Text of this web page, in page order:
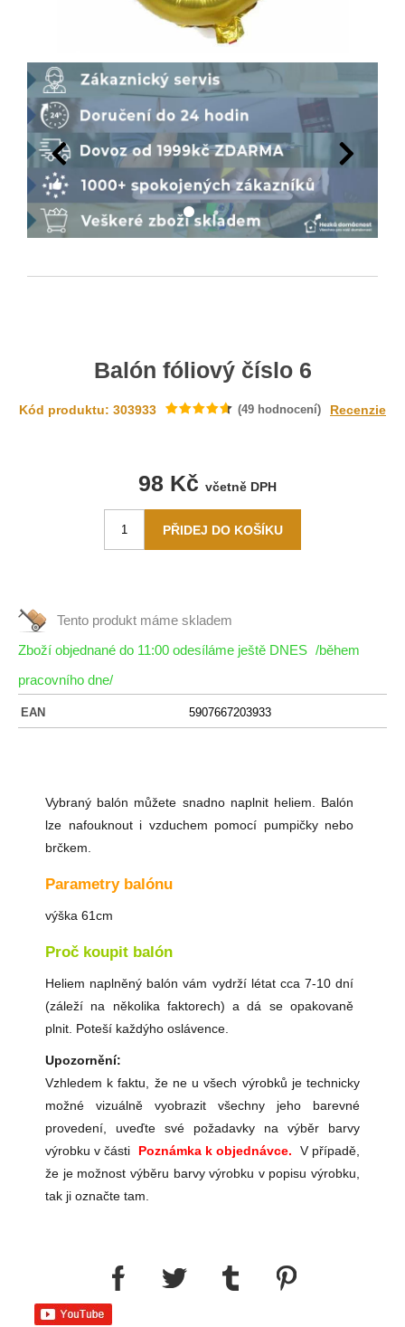
Balón fóliový číslo 6
Kód produktu: 303933 (49 hodnocení) Recenzie
98 Kč včetně DPH
Tento produkt máme skladem
Zboží objednané do 11:00 odesíláme ještě DNES /během
pracovního dne/
EAN 5907667203933
Vybraný balón můžete snadno naplnit heliem. Balón
lze nafouknout i vzduchem pomocí pumpičky nebo
brčkem.
Parametry balónu
výška 61cm
Proč koupit balón
Heliem naplněný balón vám vydrží létat cca 7-10 dní
(záleží na několika faktorech) a dá se opakovaně
plnit. Poteší každýho oslávence.
Upozornění:
Vzhledem k faktu, že ne u všech výrobků je technicky
možné vizuálně vyobrazit všechny jeho barevné
provedení, uveďte své požadavky na výběr barvy
výrobku v části Poznámka k objednávce.
V případě,
že je možnost výběru barvy výrobku v popisu výrobku,
tak ji označte tam.